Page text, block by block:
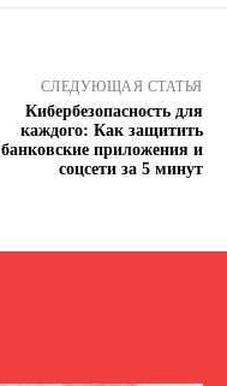
СЛЕДУЮЩАЯ СТАТЬЯ
Кибербезопасность для
каждого: Как защитить
банковские приложения и
соцсети за 5 минут